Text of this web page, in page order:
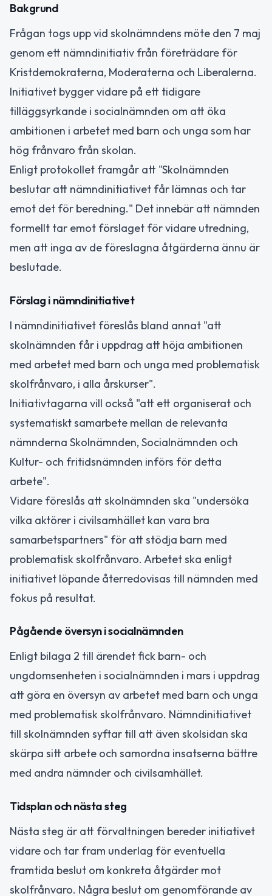
Bakgrund
Frågan togs upp vid skolnämndens möte den 7 maj
genom ett nämndinitiativ från företrädare för
Kristdemokraterna, Moderaterna och Liberalerna.
Initiativet bygger vidare på ett tidigare
tilläggsyrkande i socialnämnden om att öka
ambitionen i arbetet med barn och unga som har
hög frånvaro från skolan.
Enligt protokollet framgår att "Skolnämnden
beslutar att nämndinitiativet får lämnas och tar
emot det för beredning." Det innebär att nämnden
formellt tar emot förslaget för vidare utredning,
men att inga av de föreslagna åtgärderna ännu är
beslutade.
Förslag i nämndinitiativet
I nämndinitiativet föreslås bland annat "att
skolnämnden får i uppdrag att höja ambitionen
med arbetet med barn och unga med problematisk
skolfrånvaro, i alla årskurser".
Initiativtagarna vill också "att ett organiserat och
systematiskt samarbete mellan de relevanta
nämnderna Skolnämnden, Socialnämnden och
Kultur- och fritidsnämnden införs för detta
arbete".
Vidare föreslås att skolnämnden ska "undersöka
vilka aktörer i civilsamhället kan vara bra
samarbetspartners" för att stödja barn med
problematisk skolfrånvaro. Arbetet ska enligt
initiativet löpande återredovisas till nämnden med
fokus på resultat.
Pågående översyn i socialnämnden
Enligt bilaga 2 till ärendet fick barn- och
ungdomsenheten i socialnämnden i mars i uppdrag
att göra en översyn av arbetet med barn och unga
med problematisk skolfrånvaro. Nämndinitiativet
till skolnämnden syftar till att även skolsidan ska
skärpa sitt arbete och samordna insatserna bättre
med andra nämnder och civilsamhället.
Tidsplan och nästa steg
Nästa steg är att förvaltningen bereder initiativet
vidare och tar fram underlag för eventuella
framtida beslut om konkreta åtgärder mot
skolfrånvaro. Några beslut om genomförande av